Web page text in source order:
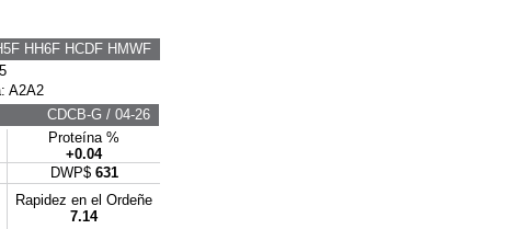
HH6F HCDF HMWF
A2A2
CDCB-G / 04-26
Proteína %
+0.04
DWP$ 631
Rapidez en el Ordeñe
7.14